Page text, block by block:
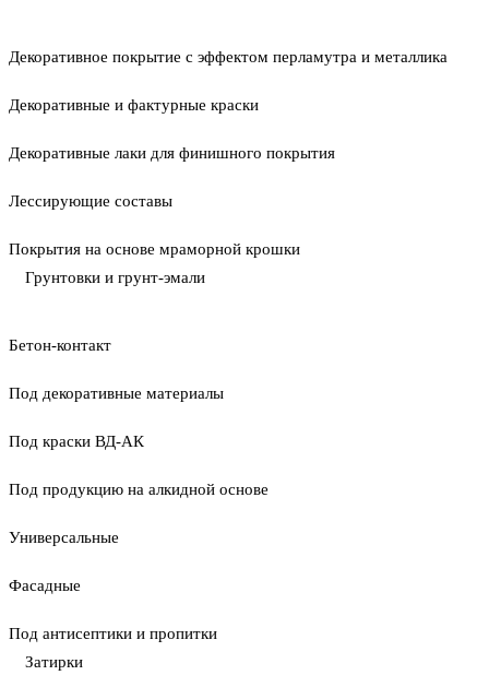
Декоративное покрытие с эффектом перламутра и металлика
Декоративные и фактурные краски
Декоративные лаки для финишного покрытия
Лессирующие составы
Покрытия на основе мраморной крошки
Грунтовки и грунт-эмали
Бетон-контакт
Под декоративные материалы
Под краски ВД-АК
Под продукцию на алкидной основе
Универсальные
Фасадные
Под антисептики и пропитки
Затирки